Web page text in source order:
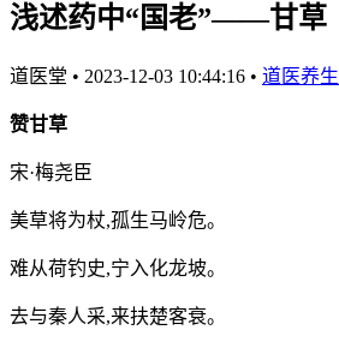
浅述药中“国老”——甘草
道医堂 • 2023-12-03 10:44:16 • 道医养生
赞甘草
宋·梅尧臣
美草将为杖,孤生马岭危。
难从荷钓史,宁入化龙坡。
去与秦人采,来扶楚客衰。